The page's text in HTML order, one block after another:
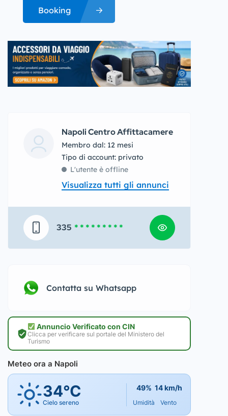
Booking
Napoli Centro Affittacamere
Membro dal: 12 mesi
tipo di account: privato
L'utente è offline
Visualizza tutti gli annunci
335 * * * * * * * * *
Contatta su Whatsapp
Annuncio Verificato con CIN
Clicca per verificare sul portale del Ministero del
Turismo
Meteo ora a Napoli
34°C
Cielo sereno
49%
Umidità
14 km/h
Vento